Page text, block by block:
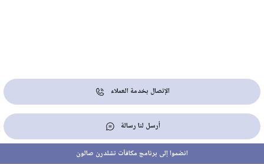
الإتصال بخدمة العملاء
أرسل لنا رسالة
انضموا إلى برنامج مكافآت تشلدرن صالون